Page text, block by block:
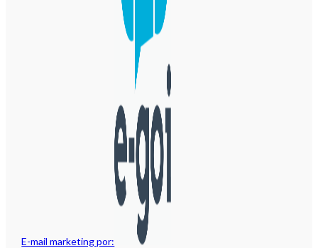
E-mail marketing por: